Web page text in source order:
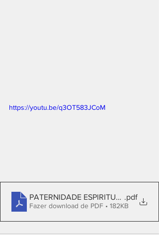
https://youtu.be/q3OT583JCoM
PATERNIDADE ESPIRITUAL.pdf
Fazer download de PDF • 182KB